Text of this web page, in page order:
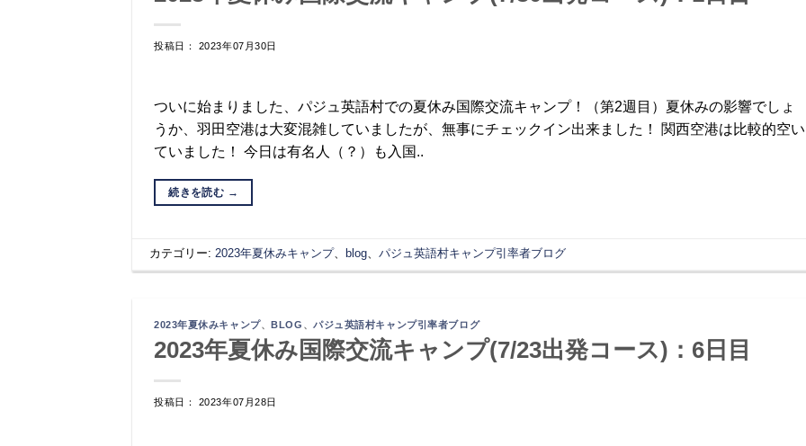
投稿日： 2023年07月30日
ついに始まりました、パジュ英語村での夏休み国際交流キャンプ！（第2週目）夏休みの影響でしょ
うか、羽田空港は大変混雑していましたが、無事にチェックイン出来ました！ 関西空港は比較的空い
ていました！ 今日は有名人（？）も入国..
続きを読む →
カテゴリー:2023年夏休みキャンプ、 blog、パジュ英語村キャンプ引率者ブログ
2023年夏休みキャンプ、BLOG 、パジュ英語村キャンプ引率者ブログ
2023年夏休み国際交流キャンプ(7/23出発コース)：6日目
投稿日： 2023年07月28日